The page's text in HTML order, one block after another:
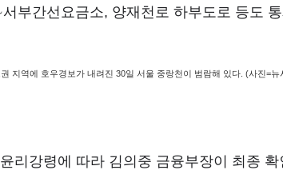
부간선요금소, 양재천로 하부도로 등도
지역에 호우경보가 내려진 30일 서울 중랑천이 범람해 있다. (사진=뉴
리강령에 따라 김의중 금융부장이 최종 확